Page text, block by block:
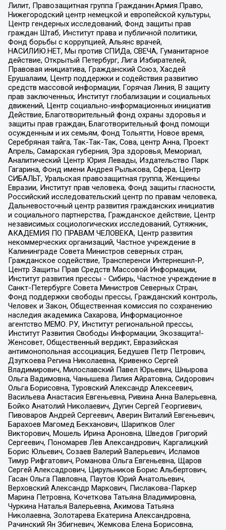
Лилит, Правозащитная группа Гражданин.Армия.Право,
Нижегородский центр немецкой и европейской культуры,
Центр гендерных исследований, Фонд защиты прав
граждан Штаб, Институт права и публичной политики,
Фонд борьбы с коррупцией, Альянс врачей,
НАСИЛИЮ.НЕТ, Мы против СПИДа, СВЕЧА, Гуманитарное
действие, Открытый Петербург, Лига Избирателей,
Правовая инициатива, Гражданский Союз, Хасдей
Ерушалаим, Центр поддержки и содействия развитию
средств массовой информации, Горячая Линия, В защиту
прав заключенных, Институт глобализации и социальных
движений, Центр социально-информационных инициатив
Действие, Благотворительный фонд охраны здоровья и
защиты прав граждан, Благотворительный фонд помощи
осужденным и их семьям, Фонд Тольятти, Новое время,
Серебряная тайга, Так-Так-Так, Сова, центр Анна, Проект
Апрель, Самарская губерния, Эра здоровья, Мемориал,
Аналитический Центр Юрия Левады, Издательство Парк
Гагарина, Фонд имени Андрея Рылькова, Сфера, Центр
СИБАЛЬТ, Уральская правозащитная группа, Женщины
Евразии, Институт прав человека, Фонд защиты гласности,
Российский исследовательский центр по правам человека,
Дальневосточный центр развития гражданских инициатив
и социального партнерства, Гражданское действие, Центр
независимых социологических исследований, Сутяжник,
АКАДЕМИЯ ПО ПРАВАМ ЧЕЛОВЕКА, Центр развития
некоммерческих организаций, Частное учреждение в
Калининграде Совета Министров северных стран,
Гражданское содействие, Трансперенси Интернешнл-Р,
Центр Защиты Прав Средств Массовой Информации,
Институт развития прессы - Сибирь, Частное учреждение в
Санкт-Петербурге Совета Министров Северных Стран,
Фонд поддержки свободы прессы, Гражданский контроль,
Человек и Закон, Общественная комиссия по сохранению
наследия академика Сахарова, Информационное
агентство МЕМО. РУ, Институт региональной прессы,
Институт Развития Свободы Информации, Экозащита!-
Женсовет, Общественный вердикт, Евразийская
антимонопольная ассоциация, Бедушев Петр Петрович,
Дзугкоева Регина Николаевна, Кривенко Сергей
Владимирович, Милославский Павел Юрьевич, Шнырова
Ольга Вадимовна, Чанышева Лилия Айратовна, Сидорович
Ольга Борисовна, Туровский Александр Алексеевич,
Васильева Анастасия Евгеньевна, Ривина Анна Валерьевна,
Бойко Анатолий Николаевич, Дугин Сергей Георгиевич,
Пивоваров Андрей Сергеевич, Аверин Виталий Евгеньевич,
Барахоев Магомед Бекханович, Шарипков Олег
Викторович, Мошель Ирина Ароновна, Шведов Григорий
Сергеевич, Пономарев Лев Александрович, Каргалицкий
Борис Юльевич, Созаев Валерий Валерьевич, Исламов
Тимур Рифгатович, Романова Ольга Евгеньевна, Щаров
Сергей Алексадрович, Цирульников Борис Альбертович,
Гасан Ольга Павловна, Паутов Юрий Анатольевич,
Верховский Александр Маркович, Пислакова-Паркер
Марина Петровна, Кочеткова Татьяна Владимировна,
Чуркина Наталья Валерьевна, Акимова Татьяна
Николаевна, Золотарева Екатерина Александровна,
Рачинский Ян Збигневич, Жемкова Елена Борисовна,